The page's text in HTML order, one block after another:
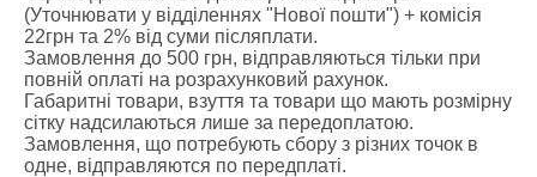
(Уточнювати у відділеннях "Нової пошти") + комісія
22грн та 2% від суми післяплати.
Замовлення до 500 грн, відправляються тільки при
повній оплаті на розрахунковий рахунок.
Габаритні товари, взуття та товари що мають розмірну
сітку надсилаються лише за передоплатою.
Замовлення, що потребують сбору з різних точок в
одне, відправляются по передплаті.